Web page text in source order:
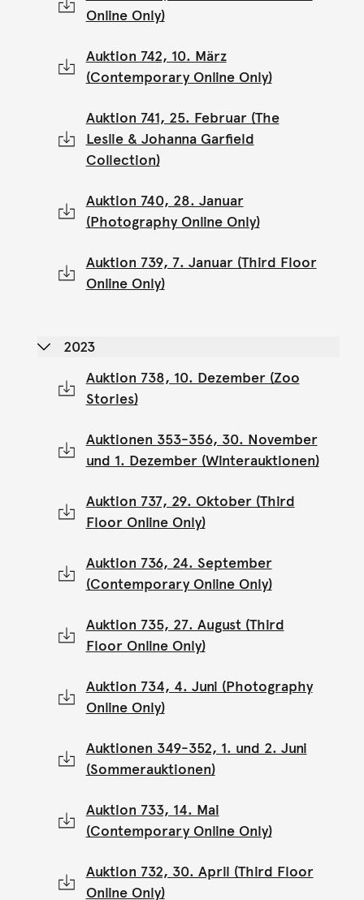
Online Only)
Auktion 742, 10. März
(Contemporary Online Only)
Auktion 741, 25. Februar (The
Leslie & Johanna Garfield
Collection)
Auktion 740, 28. Januar
(Photography Online Only)
Auktion 739, 7. Januar (Third Floor
Online Only)
2023
Auktion 738, 10. Dezember (Zoo
Stories)
Auktionen 353-356, 30. November
und 1. Dezember (Winterauktionen)
Auktion 737, 29. Oktober (Third
Floor Online Only)
Auktion 736, 24. September
(Contemporary Online Only)
Auktion 735, 27. August (Third
Floor Online Only)
Auktion 734, 4. Juni (Photography
Online Only)
Auktionen 349-352, 1. und 2. Juni
(Sommerauktionen)
Auktion 733, 14. Mai
(Contemporary Online Only)
Auktion 732, 30. April (Third Floor
Online Only)